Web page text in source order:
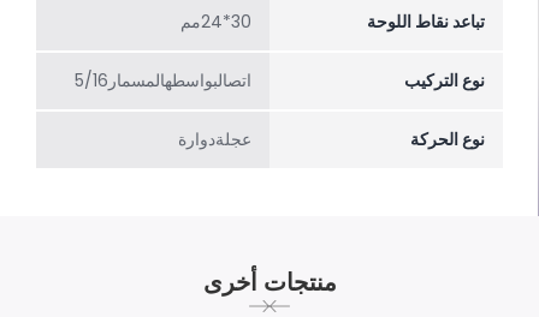
تباعد نقاط اللوحة 30*24مم
نوع التركيب اتصالبواسطهالمسمار5/16
نوع الحركة عجلةدوارة
منتجات أخرى